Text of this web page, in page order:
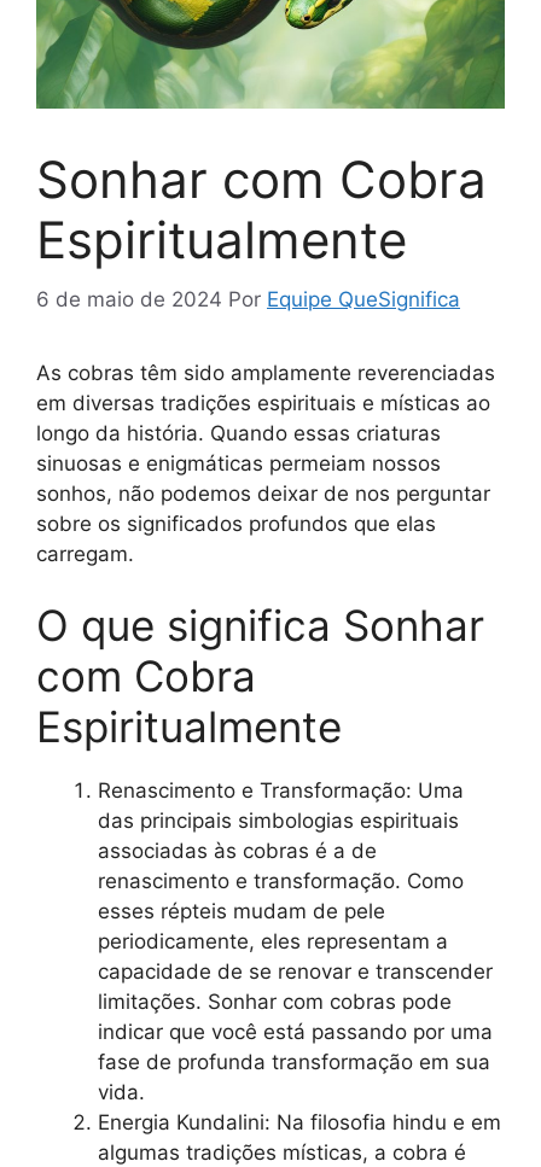
Sonhar com Cobra
Espiritualmente
6 de maio de 2024 Por Equipe QueSignifica
As cobras têm sido amplamente reverenciadas
em diversas tradições espirituais e místicas ao
longo da história. Quando essas criaturas
sinuosas e enigmáticas permeiam nossos
sonhos, não podemos deixar de nos perguntar
sobre os significados profundos que elas
carregam.
O que significa Sonhar
com Cobra
Espiritualmente
Renascimento e Transformação: Uma
das principais simbologias espirituais
associadas às cobras é a de
renascimento e transformação. Como
esses répteis mudam de pele
periodicamente, eles representam a
capacidade de se renovar e transcender
limitações. Sonhar com cobras pode
indicar que você está passando por uma
fase de profunda transformação em sua
vida.
Energia Kundalini: Na filosofia hindu e em
algumas tradições místicas, a cobra é